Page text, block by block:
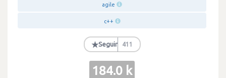
agile
c++
★Seguir 411
184.0 k